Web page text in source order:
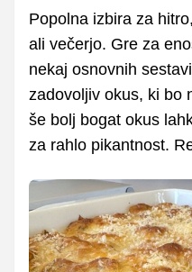
Popolna izbira za
ali večerjo. Gre za
nekaj osnovnih
zadovoljiv okus, ki bo
še bolj bogat okus
za rahlo pikantnost.